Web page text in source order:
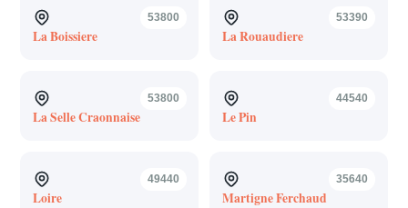
53800
La Boissiere
53390
La Rouaudiere
53800
La Selle Craonnaise
44540
Le Pin
49440
Loire
35640
Martigne Ferchaud